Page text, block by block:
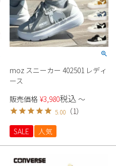
moz スニーカー 402501 レディ
ース
販売価格 ¥3,980税込 〜
5.00（1）
SALE
人気